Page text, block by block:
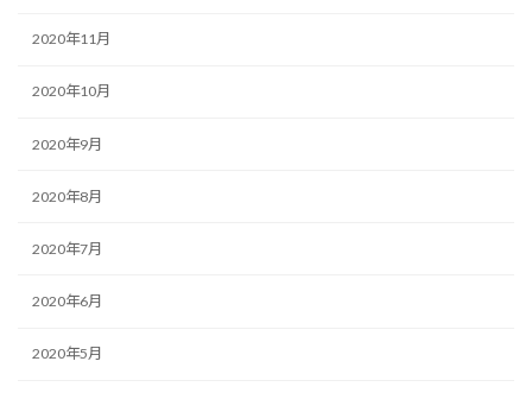
2020年11月
2020年10月
2020年9月
2020年8月
2020年7月
2020年6月
2020年5月